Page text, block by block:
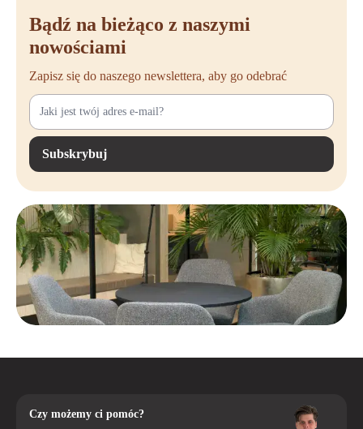
Zamów swoje Steelcase Amia łatwo w Offeco i ciesz się szybką
dostawą, przyjazną obsługą i 90-dniowym okresem na zwrot. Jeśli masz
internetowy, aby zamówić bezpośrednio.
Bądź na bieżąco z naszymi
nowościami
Zapisz się do naszego newslettera, aby go odebrać
Subskrybuj
Czy możemy ci pomóc?